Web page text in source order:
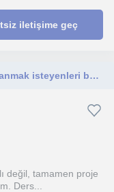
iletişime geç
Yazılım sektörüne profesyonelce hazırlanmak isteyenleri bekliyorum. Sadece kodlamayı değil, gerçek hayat projelerini göeceksiniz.
değil, tamamen proje
Ders...